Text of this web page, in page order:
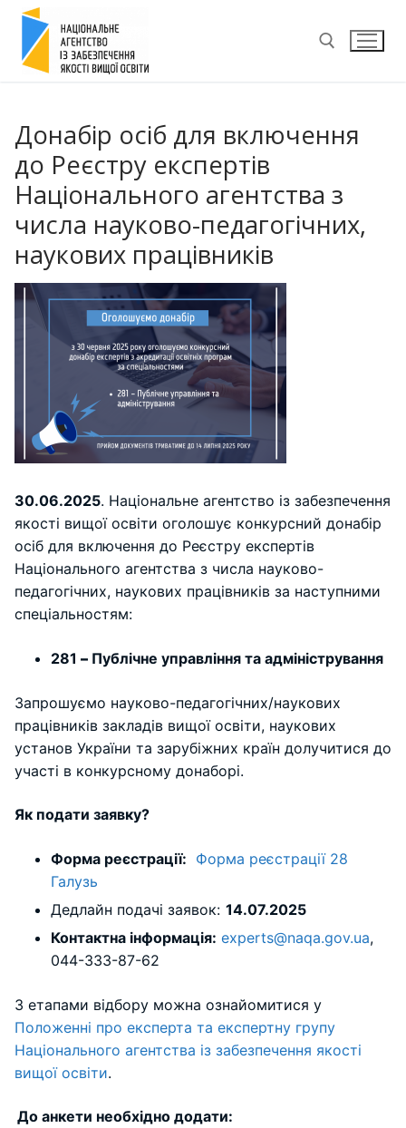
Перейти
вмісту
Донабір осіб для включення
до Реєстру експертів
Національного агентства з
числа науково-педагогічних,
наукових працівників
30.06.2025. Національне агентство із забезпечення
якості вищої освіти оголошує конкурсний донабір
осіб для включення до Реєстру експертів
Національного агентства з числа науково-
педагогічних, наукових працівників за наступними
спеціальностям:
281 – Публічне управління та адміністрування
Запрошуємо науково-педагогічних/наукових
працівників закладів вищої освіти, наукових
установ України та зарубіжних країн долучитися до
участі в конкурсному донаборі.
Як подати заявку?
Форма реєстрації: Форма реєстрації 28
Галузь
Дедлайн подачі заявок: 14.07.2025
Контактна інформація: experts@naqa.gov.ua,
044-333-87-62
З етапами відбору можна ознайомитися у
Положенні про експерта та експертну групу
Національного агентства із забезпечення якості
вищої освіти.
До анкети необхідно додати: